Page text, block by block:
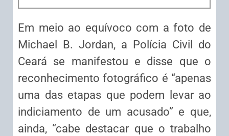
Em meio ao equívoco com a foto de
Michael B. Jordan, a Polícia Civil do
Ceará se manifestou e disse que o
reconhecimento fotográfico é “apenas
uma das etapas que podem levar ao
indiciamento de um acusado” e que,
ainda, “cabe destacar que o trabalho